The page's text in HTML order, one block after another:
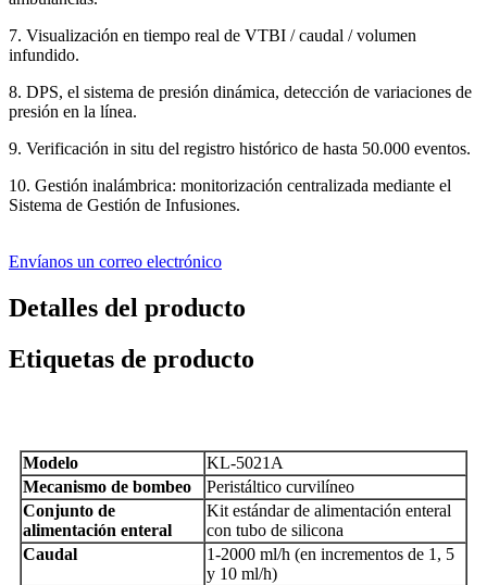
7. Visualización en tiempo real de VTBI / caudal / volumen
infundido.
8. DPS, el sistema de presión dinámica, detección de variaciones de
presión en la línea.
9. Verificación in situ del registro histórico de hasta 50.000 eventos.
10. Gestión inalámbrica: monitorización centralizada mediante el
Sistema de Gestión de Infusiones.
Envíanos un correo electrónico
Detalles del producto
Etiquetas de producto
Modelo
KL-5021A
Mecanismo de bombeo
Peristáltico curvilíneo
Conjunto de
alimentación enteral
Kit estándar de alimentación enteral
con tubo de silicona
Caudal
1-2000 ml/h (en incrementos de 1, 5
y 10 ml/h)